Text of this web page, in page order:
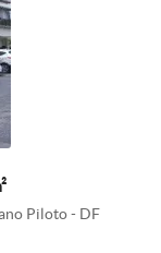
Piloto - DF